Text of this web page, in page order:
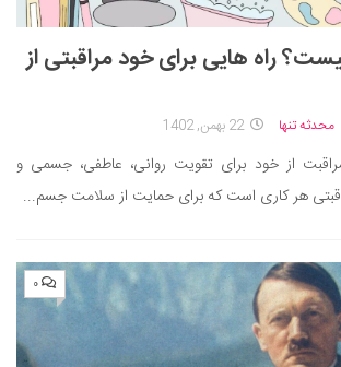
راه هایی برای خود مراقبتی از
محدثه تنها 22 بهمن, 1402
از خود برای تقویت روانی، عاطفی، جسمی و
هر کاری است که برای حمایت از سلامت جسم...
۰